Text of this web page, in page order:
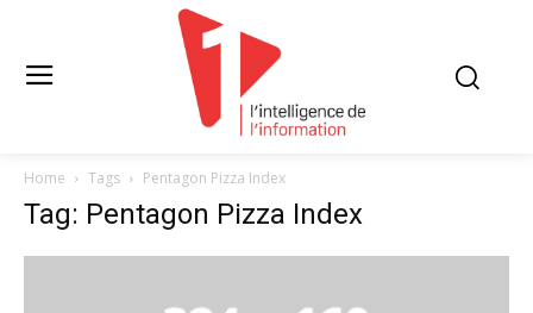
Home Tags Pentagon Pizza Index
Tag: Pentagon Pizza Index